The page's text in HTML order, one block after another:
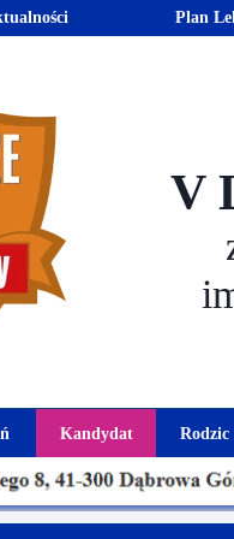
Rodzic
roku szkolnego
edukacyjne
Kandydat
Aktualności dla
Oferta
V
Plan